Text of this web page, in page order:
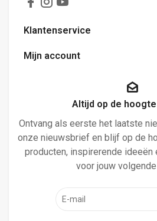
Klantenservice
Mijn account
Altijd op de
Ontvang als eerste het laatste
onze nieuwsbrief en blijf op de
producten, inspirerende
voor jouw